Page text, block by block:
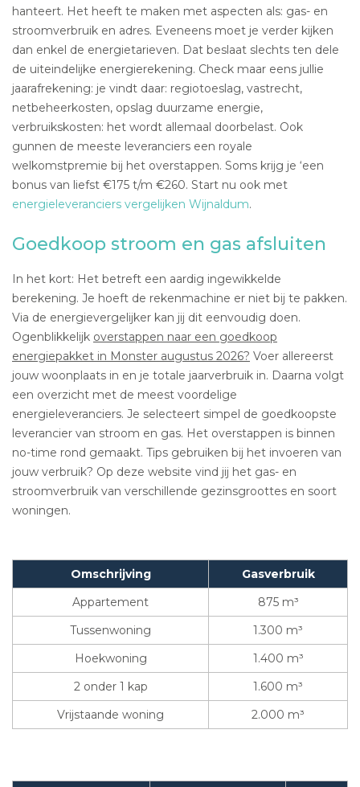
hanteert. Het heeft te maken met aspecten als: gas- en
stroomverbruik en adres. Eveneens moet je verder kijken
dan enkel de energietarieven. Dat beslaat slechts ten dele
de uiteindelijke energierekening. Check maar eens jullie
jaarafrekening: je vindt daar: regiotoeslag, vastrecht,
netbeheerkosten, opslag duurzame energie,
verbruikskosten: het wordt allemaal doorbelast. Ook
gunnen de meeste leveranciers een royale
welkomstpremie bij het overstappen. Soms krijg je ‘een
bonus van liefst €175 t/m €260. Start nu ook met
energieleveranciers vergelijken Wijnaldum.
Goedkoop stroom en gas afsluiten
In het kort: Het betreft een aardig ingewikkelde
berekening. Je hoeft de rekenmachine er niet bij te pakken.
Via de energievergelijker kan jij dit eenvoudig doen.
Ogenblikkelijk overstappen naar een goedkoop
energiepakket in Monster augustus 2026? Voer allereerst
jouw woonplaats in en je totale jaarverbruik in. Daarna volgt
een overzicht met de meest voordelige
energieleveranciers. Je selecteert simpel de goedkoopste
leverancier van stroom en gas. Het overstappen is binnen
no-time rond gemaakt. Tips gebruiken bij het invoeren van
jouw verbruik? Op deze website vind jij het gas- en
stroomverbruik van verschillende gezinsgroottes en soort
woningen.
Omschrijving
Gasverbruik
Appartement
875 m³
Tussenwoning
1.300 m³
Hoekwoning
1.400 m³
2 onder 1 kap
1.600 m³
Vrijstaande woning
2.000 m³